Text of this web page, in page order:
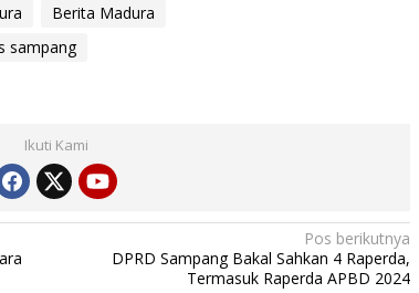
Berita Madura
sampang
Ikuti Kami
Pos berikutnya
DPRD Sampang Bakal Sahkan 4 Raperda,
Termasuk Raperda APBD 2024